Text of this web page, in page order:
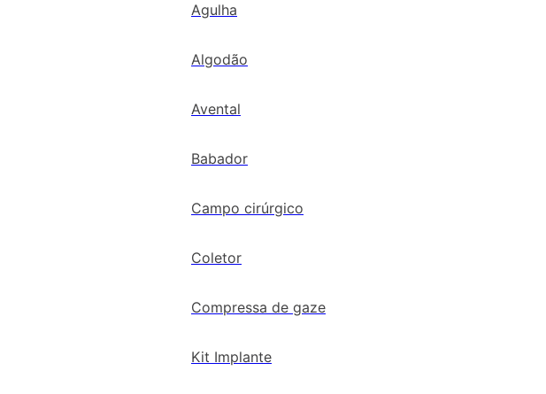
Agulha
Algodão
Avental
Babador
Campo cirúrgico
Coletor
Compressa de gaze
Kit Implante